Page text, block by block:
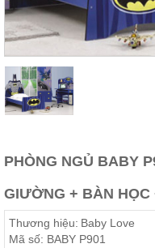
Thất
Phòng
Khách
rượu,
Bàn
trà...
Thất
Ngủ
Giường
ngủ, tủ
áo, bàn
PHÒNG NGỦ BABY
GIƯỜNG + BÀN HỌC
Thương hiệu: Baby Love
Mã số: BABY P901